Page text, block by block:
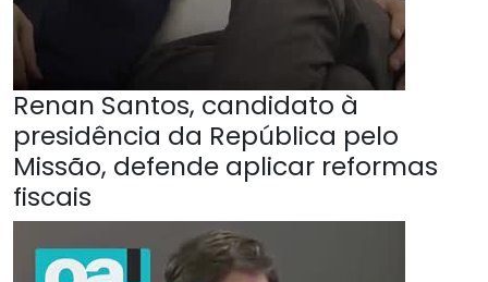
Renan Santos, candidato à
presidência da República pelo
Missão, defende aplicar reformas
fiscais